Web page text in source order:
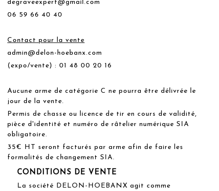
degraveexpert@gmail.com
06 59 66 40 40
Contact pour la vente
admin@delon-hoebanx.com
(expo/vente) : 01 48 00 20 16
Aucune arme de catégorie C ne pourra être délivrée le
jour de la vente.
Permis de chasse ou licence de tir en cours de validité,
pièce d'identité et numéro de râtelier numérique SIA
obligatoire.
35€ HT seront facturés par arme afin de faire les
formalités de changement SIA.
CONDITIONS DE VENTE
La société DELON-HOEBANX agit comme